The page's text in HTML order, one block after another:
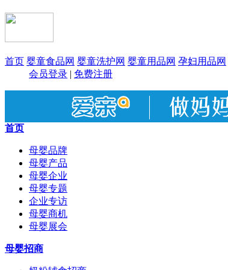
首页 婴童食品网 婴童洗护网 婴童用品网 孕妇用品网
会员登录 | 免费注册
首页
母婴品牌
母婴产品
母婴企业
母婴专题
企业专访
母婴商机
母婴展会
母婴招商